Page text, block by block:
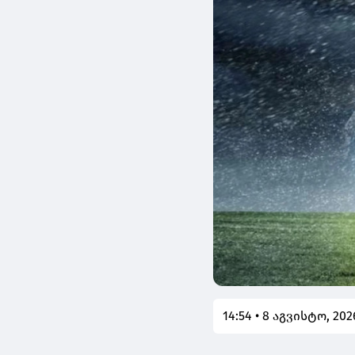
14:54 • 8 აგვისტო,